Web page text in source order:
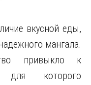
вкусной еды,
мангала.
привыкло к
для которого